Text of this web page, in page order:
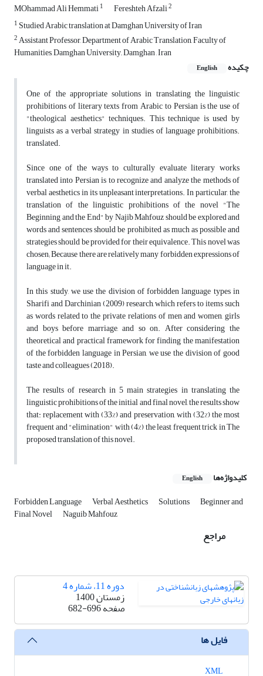
MOhammad Ali Hemmati1 Fereshteh Afzali2
1 Studied Arabic translation at Damghan University of Iran
2Assistant Professor, Department of Arabic Translation, Faculty of
Humanities, Damghan University,, Damghan , Iran
چکیده
English
One of the appropriate solutions in translating the linguistic
prohibitions of literary texts from Arabic to Persian is the use of
"theological aesthetics" techniques. This technique is used by
linguists as a verbal strategy in studies of language prohibitions.
translated.
Since one of the ways to culturally evaluate literary works
translated into Persian is to recognize and analyze the methods of
verbal aesthetics in its unpleasant interpretations. In particular, the
translation of the linguistic prohibitions of the novel "The
Beginning and the End" by Najib Mahfouz should be explored and
words and sentences should be prohibited as much as possible and
strategies should be provided for their equivalence. This novel was
chosen; Because there are relatively many forbidden expressions of
language in it.
In this study, we use the division of forbidden language types in
Sharifi and Darchinian (2009) research, which refers to items such
as words related to the private relations of men and women, girls
and boys before marriage, and so on. After considering the
theoretical and practical framework for finding the manifestation
of the forbidden language in Persian, we use the division of good
taste and colleagues (2018).
The results of research in 5 main strategies in translating the
linguistic prohibitions of the initial and final novel, the results show
that: replacement with (33%) and preservation, with (32%) the most
frequent and "elimination" with (4%) the least frequent trick in The
proposed translation of this novel.
کلیدواژه‌ها English
Forbidden Language Verbal Aesthetics Solutions Beginner and
Final Novel Naguib Mahfouz
مراجع
دوره 11، شماره 4
زمستان 1400
صفحه682-696
فایل ها